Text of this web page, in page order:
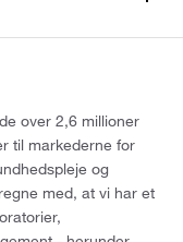
over 2,6 millioner
til markederne for
og
med, at vi har et